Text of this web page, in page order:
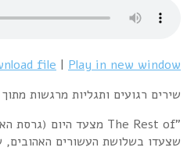
file | Play in new window
שירים רגועים ותגליות מרגשות מתוך האלבומים משנות ה-70, ה-80 וה-90 שהיו במקום ה-8 במצעדי האלבומים
שצעדו בשלושת העשורים האהובים, שנות ה-70, ה-80 וה-90, לפי המיקום שלהם במצעדים לפי תאריך השידור. הצטרפו אלי לשעתיים של הרבה